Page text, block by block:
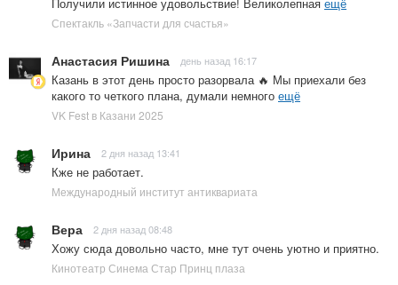
Спектакль «Запчасти для счастья»
Анастасия Ришина день назад 16:17
Казань в этот день просто разорвала 🔥 Мы приехали без
какого то четкого плана, думали немного ещё
VK Fest в Казани 2025
Ирина 2 дня назад 13:41
Кже не работает.
Международный институт антиквариата
Вера 2 дня назад 08:48
Хожу сюда довольно часто, мне тут очень уютно и приятно.
Кинотеатр Синема Стар Принц плаза